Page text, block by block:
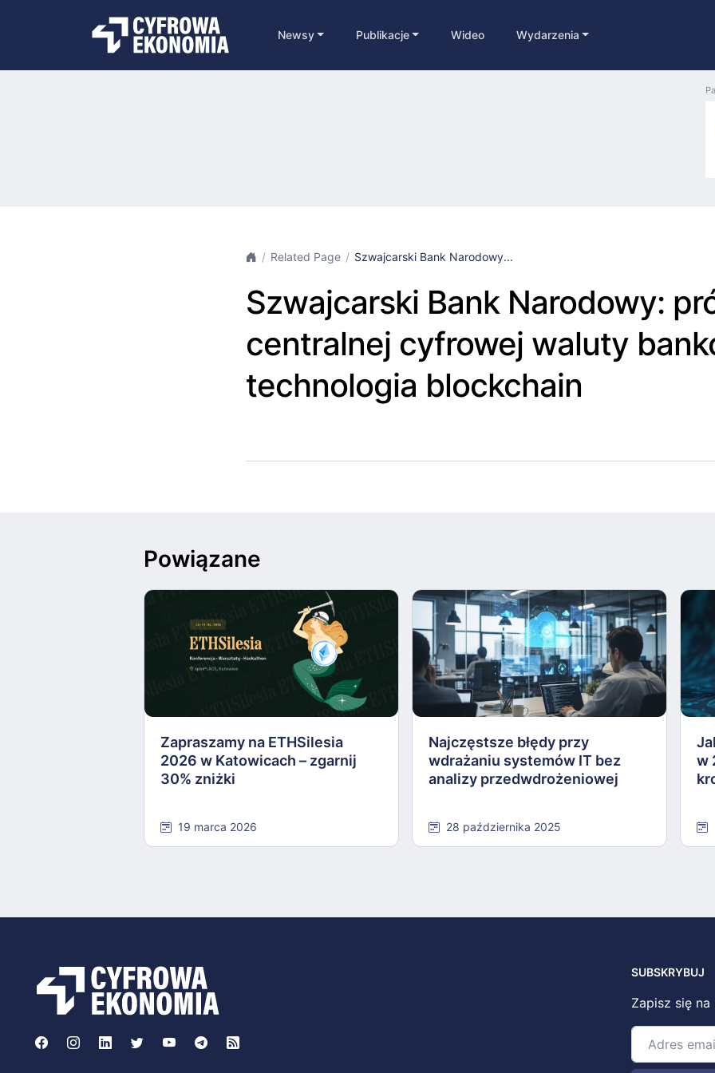
Newsy Publikacje Wideo Wydarzenia
Related Page Szwajcarski Bank Narodowy...
Szwajcarski Bank Narodowy:
centralnej cyfrowej waluty
technologia blockchain
Powiązane
Zapraszamy na ETHSilesia
2026 w Katowicach – zgarnij
30% zniżki
19 marca 2026
Najczęstsze błędy przy
wdrażaniu systemów IT bez
analizy przedwdrożeniowej
28 października 2025
w
SUBSKRYBUJ
Zapisz się